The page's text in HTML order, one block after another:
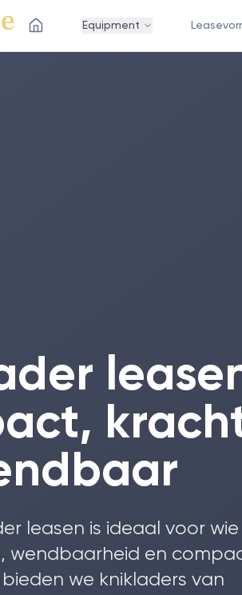
Equipment
leasen is ideaal voor
wendbaarheid en
we knikladers van